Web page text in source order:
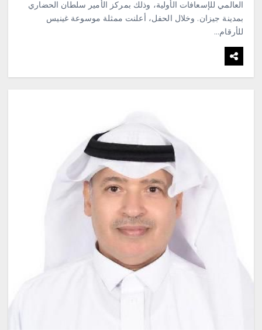
العالمي للإسعافات الأولية، وذلك بمركز الأمير سلطان الحضاري
بمدينة جيزان. وخلال الحفل، أعلنت ممثلة موسوعة غينيس
للأرقام…